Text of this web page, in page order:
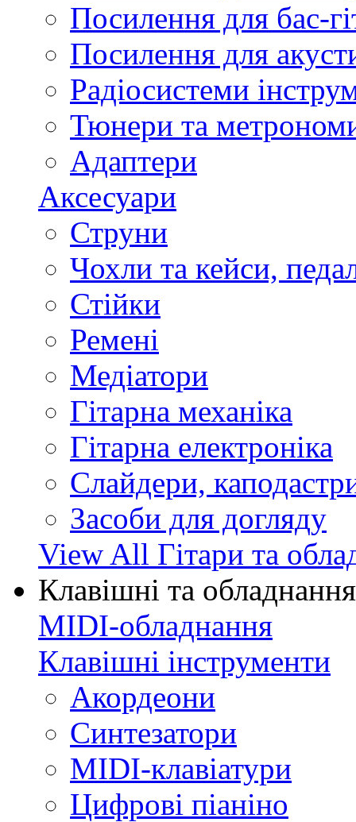
Посилення для бас-
Посилення для
Радіосистеми
Тюнери та
Адаптери
Аксесуари
Струни
Чохли та кейси,
Стійки
Ремені
Медіатори
Гітарна механіка
Гітарна електроніка
Слайдери,
Засоби для догляду
View All Гітари та
Клавішні та обладнання
MIDI-обладнання
Клавішні інструменти
Акордеони
Синтезатори
MIDI-клавіатури
Цифрові піаніно